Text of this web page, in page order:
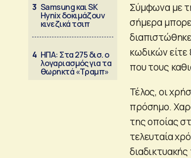
3 Samsung και SK
Hynix δοκιμάζουν
κινεζικά τσιπ
4 ΗΠΑ: Στα 275 δισ. ο
λογαριασμός για τα
θωρηκτά «Τραμπ»
Σύμφωνα με
σήμερα
κωδικών είτε
που τους
Τέλος, οι
πρόσημο.
της οποίας
τελευταία